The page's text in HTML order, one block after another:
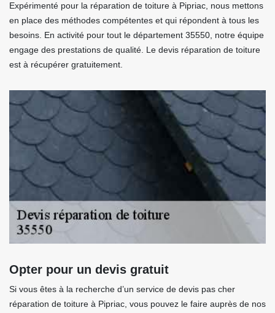
Expérimenté pour la réparation de toiture à Pipriac, nous mettons
en place des méthodes compétentes et qui répondent à tous les
besoins. En activité pour tout le département 35550, notre équipe
engage des prestations de qualité. Le devis réparation de toiture
est à récupérer gratuitement.
Opter pour un devis gratuit
Si vous êtes à la recherche d’un service de devis pas cher
réparation de toiture à Pipriac, vous pouvez le faire auprès de nos